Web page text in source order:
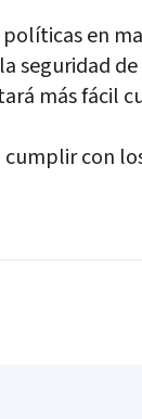
en
seguridad
más fácil
con